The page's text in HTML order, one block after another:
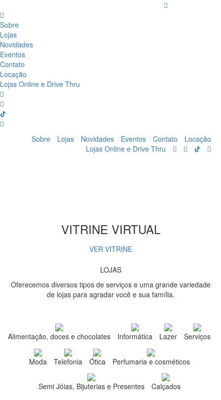
Sobre
Lojas
Novidades
Eventos
Contato
Locação
Lojas Online e Drive Thru
Sobre Lojas Novidades Eventos Contato
Locação
Lojas Online e Drive Thru
VITRINE VIRTUAL
VER VITRINE
LOJAS
Oferecemos diversos tipos de serviços e uma grande variedade
de lojas para agradar você e sua família.
Alimentação, doces e chocolates Informática Lazer Serviços
Moda Telefonia Ótica Perfumaria e cosméticos
Semi Jóias, Bijuterias e Presentes
Calçados